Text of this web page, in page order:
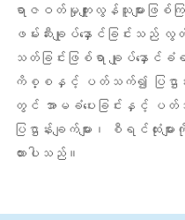
ရာဇဝတ်မှုကျူးလွန်သူများ
ဖမ်းဆီးချုပ်နှောင်ခြင်းသည်
သတ်ခြင်းဖြစ်ရာ ချုပ်နှော
ကိစ္စနှင့် ပတ်သက်၍ ပြဌာန်းထ
တွင် အာမခံပေးခြင်းနှင့်
ပြဌာန်းချက်များ၊ စီရင်ထုံးမျာ
ထားပါသည်။